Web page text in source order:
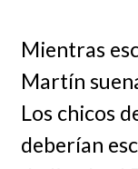
Mientras
Martín
Los chicos
deberían